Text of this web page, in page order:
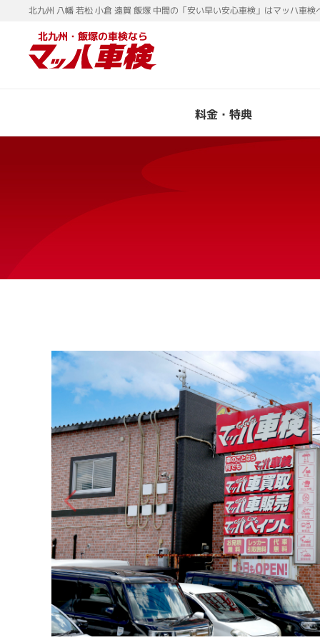
北九州 八幡 若松 小倉 遠賀 飯塚 中間の「安い早い安心車検」はマッハ車検
北九州・飯塚の車検なら
料金・特典